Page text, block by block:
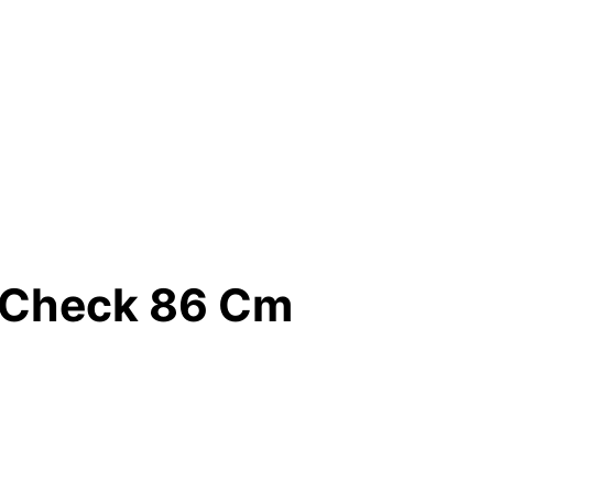
86 Cm